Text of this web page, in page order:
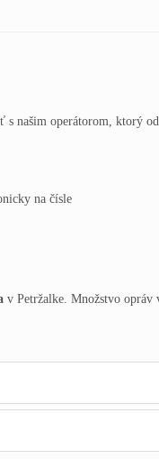
našim operátorom, ktorý
na čísle
v Petržalke. Množstvo opráv